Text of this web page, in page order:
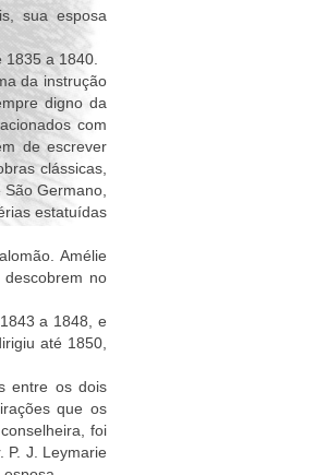
sua esposa
a 1840.
da instrução
digno da
com
de escrever
clássicas,
Germano,
estatuídas
Amélie
no
a 1848, e
até 1850,
entre os dois
que os
foi
P. J. Leymarie